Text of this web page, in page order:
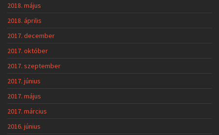
2018. május
2018. április
2017. december
2017. október
2017. szeptember
2017. június
2017. május
2017. március
2016. június